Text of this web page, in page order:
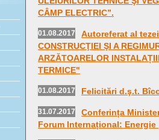
CÂMP ELECTRIC”.
01.08.2017
Autoreferat al
CONSTRUCŢIEI ŞI A
ARZĂTOARELOR
TERMICE"
01.08.2017 Felicitări d.ş.t.
31.07.2017
Conferința
Forum Internațional: